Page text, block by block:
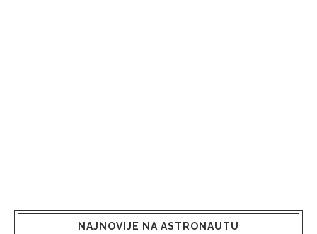
NAJNOVIJE NA ASTRONAUTU